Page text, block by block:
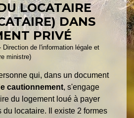
LOCATAIRE
DANS
PRIVÉ
de l'information légale et
ministre)
qui, dans un document
cautionnement, s'engage
du logement loué à payer
du locataire. Il existe 2 formes